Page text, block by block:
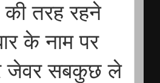
तरह रहने
के नाम पर
जेवर सबकुछ ले